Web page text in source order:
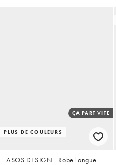
PLUS DE COULEURS
ÇA PART VITE
ASOS DESIGN - Robe longue